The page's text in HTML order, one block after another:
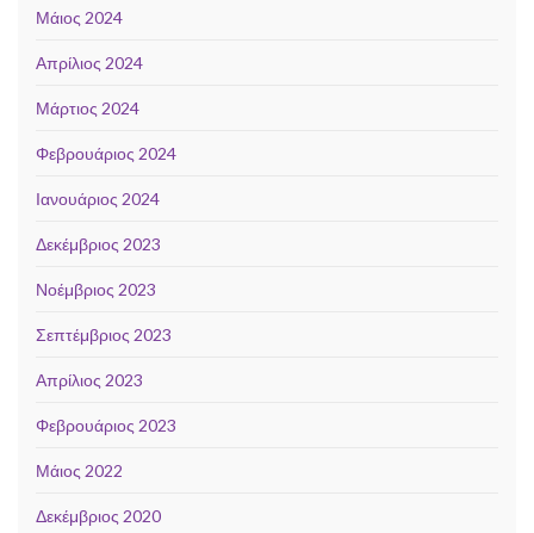
Μάιος 2024
Απρίλιος 2024
Μάρτιος 2024
Φεβρουάριος 2024
Ιανουάριος 2024
Δεκέμβριος 2023
Νοέμβριος 2023
Σεπτέμβριος 2023
Απρίλιος 2023
Φεβρουάριος 2023
Μάιος 2022
Δεκέμβριος 2020